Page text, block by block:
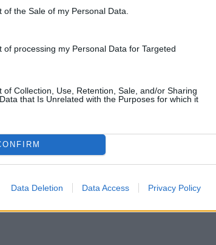
of the Sale of my Personal Data.
of processing my Personal Data for Targeted
of Collection, Use, Retention, Sale, and/or Sharing
that Is Unrelated with the Purposes for which it
Data Deletion Data Access Privacy Policy
?hl=el
απόσταση, μέσα στο φυσικό κοίλο του
σύνδεση με τη μουσική. Η
αφιέρωμα στην 50ή επέτειο του